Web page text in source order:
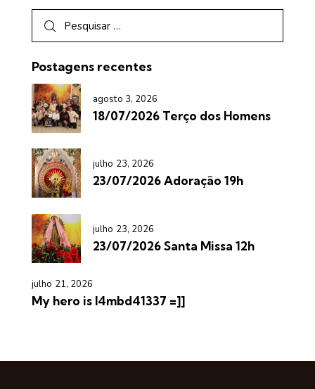
Postagens recentes
agosto 3, 2026
18/07/2026 Terço dos Homens
julho 23, 2026
23/07/2026 Adoração 19h
julho 23, 2026
23/07/2026 Santa Missa 12h
julho 21, 2026
My hero is l4mbd41337 =]]